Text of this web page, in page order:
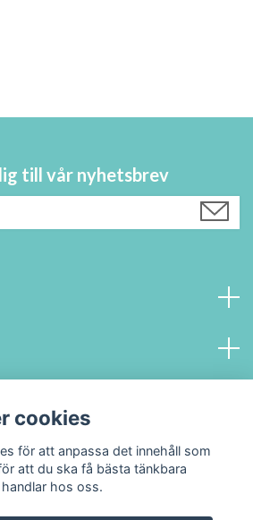
till vår nyhetsbrev
cookies
för att anpassa det innehåll som
att du ska få bästa tänkbara
hos oss.